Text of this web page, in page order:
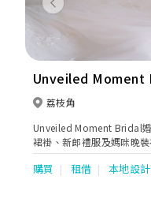
Previous
Unveiled Moment
荔枝角
Unveiled Moment Bridal
裙褂、新郎禮服及媽咪晚
借。專業設計師可更為新
購買 租借 本地設計